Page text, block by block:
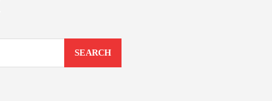
SEARCH